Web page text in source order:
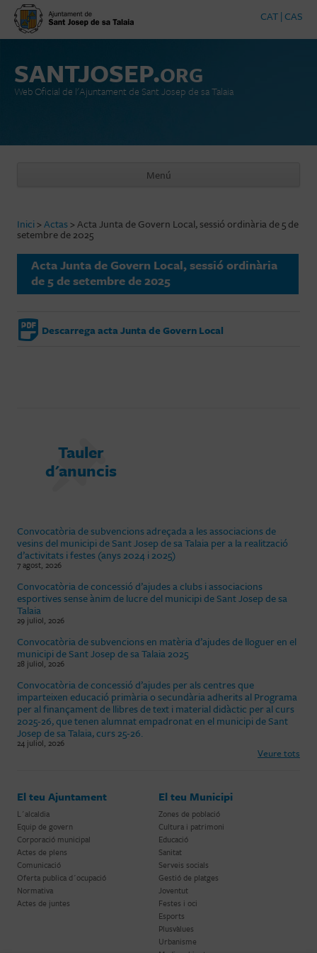
CAT| CAS
SANTJOSEP.ORG
Web Oficial de l'Ajuntament de Sant Josep de sa Talaia
Menú
Inici>Actas>Acta Junta de Govern Local, sessió ordinària de 5 de
setembre de 2025
Acta Junta de Govern Local, sessió ordinària
de 5 de setembre de 2025
Descarrega acta Junta de Govern Local
Tauler
d'anuncis
Convocatòria de subvencions adreçada a les associacions de
vesins del municipi de Sant Josep de sa Talaia per a la realització
d’activitats i festes (anys 2024 i 2025)
7 agost, 2026
Convocatòria de concessió d’ajudes a clubs i associacions
esportives sense ànim de lucre del municipi de Sant Josep de sa
Talaia
29 juliol, 2026
Convocatòria de subvencions en matèria d’ajudes de lloguer en el
municipi de Sant Josep de sa Talaia 2025
28 juliol, 2026
Convocatòria de concessió d’ajudes per als centres que
imparteixen educació primària o secundària adherits al Programa
per al finançament de llibres de text i material didàctic per al curs
2025-26, que tenen alumnat empadronat en el municipi de Sant
Josep de sa Talaia, curs 25-26.
24 juliol, 2026
Veure tots
El teu Ajuntament
L´alcaldia
Equip de govern
Corporació municipal
Actes de plens
Comunicació
Oferta publica d´ocupació
Normativa
Actes de juntes
El teu Municipi
Zones de població
Cultura i patrimoni
Educació
Sanitat
Serveis socials
Gestió de platges
Joventut
Festes i oci
Esports
Plusvàlues
Urbanisme